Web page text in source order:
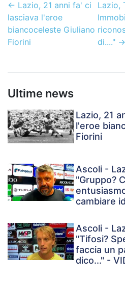
← Lazio, 21 anni fa' ci
lasciava l'eroe
biancoceleste Giuliano
Fiorini
Lazio,
di...."→
Ultime news
Lazio, 21
l'eroe
Fiorini
Ascoli -
"Gruppo?
cambiare
Ascoli -
"Tifosi?
faccia un
dico..." -